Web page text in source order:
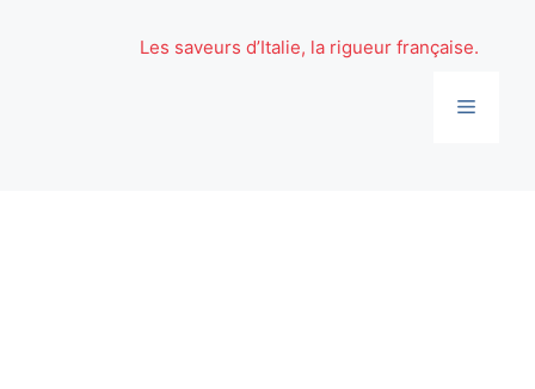
Les saveurs d’Italie, la rigueur française.
Menu